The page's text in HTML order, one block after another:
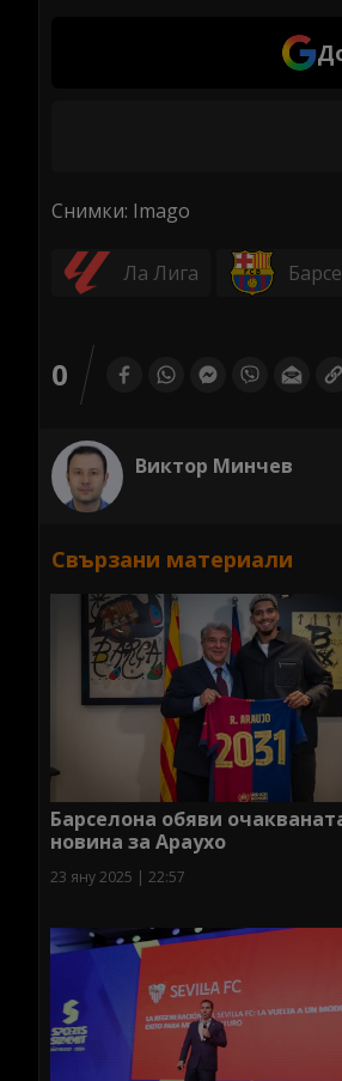
Снимки: Imago
Ла Лига
0
Виктор Минчев
Свързани материали
Барселона обяви
новина за Араухо
23 яну 2025 | 22:57